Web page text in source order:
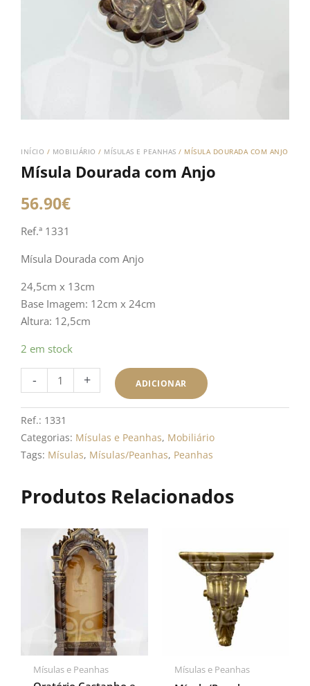
INÍCIO / MOBILIÁRIO / MÍSULAS E PEANHAS / MÍSULA DOURADA COM ANJO
Mísula Dourada com Anjo
56.90€
Ref.ª 1331
Mísula Dourada com Anjo
24,5cm x 13cm
Base Imagem: 12cm x 24cm
Altura: 12,5cm
2 em stock
-
Quantidade
de
Mísula
com
Anjo
+ ADICIONAR
Ref.: 1331
Categorias: Mísulas e Peanhas, Mobiliário
Tags: Mísulas, Mísulas/Peanhas, Peanhas
Produtos Relacionados
Mísulas e Peanhas Mísulas e Peanhas